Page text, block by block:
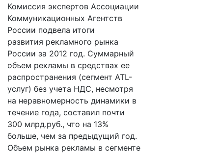
Комиссия экспертов Ассоциации
Коммуникационных Агентств
России подвела итоги
развития рекламного рынка
России за 2012 год. Суммарный
объем рекламы в средствах ее
распространения (сегмент ATL-
услуг) без учета НДС, несмотря
на неравномерность динамики в
течение года, составил почти
300 млрд.руб., что на 13%
больше, чем за предыдущий год.
Объем рынка рекламы в сегменте